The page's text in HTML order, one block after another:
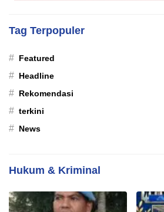
Tag Terpopuler
# Featured
# Headline
# Rekomendasi
# terkini
# News
Hukum & Kriminal